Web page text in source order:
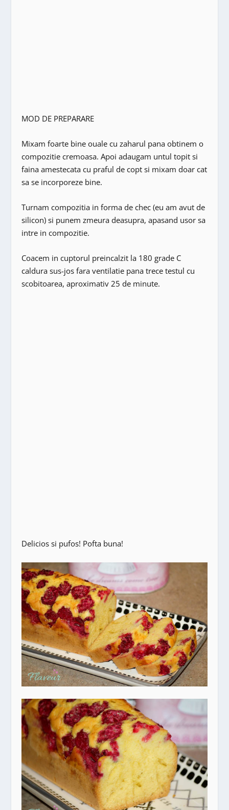
MOD DE PREPARARE
Mixam foarte bine ouale cu zaharul pana obtinem o
compozitie cremoasa. Apoi adaugam untul topit si
faina amestecata cu praful de copt si mixam doar cat
sa se incorporeze bine.
Turnam compozitia in forma de chec (eu am avut de
silicon) si punem zmeura deasupra, apasand usor sa
intre in compozitie.
Coacem in cuptorul preincalzit la 180 grade C
caldura sus-jos fara ventilatie pana trece testul cu
scobitoarea, aproximativ 25 de minute.
Delicios si pufos! Pofta buna!